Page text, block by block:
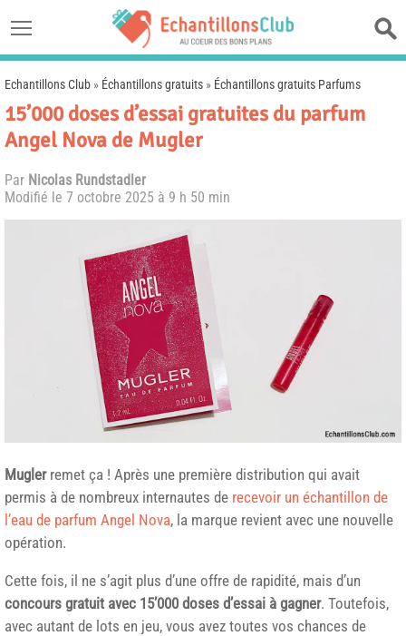
Echantillons Club » Échantillons gratuits » Échantillons gratuits Parfums
15’000 doses d’essai gratuites du parfum
Angel Nova de Mugler
Par Nicolas Rundstadler
Modifié le 7 octobre 2025 à 9 h 50 min
Muglerremet ça ! Après une première distribution qui avait
permis à de nombreux internautes de recevoir un échantillon de
l’eau de parfum Angel Nova, la marque revient avec une nouvelle
opération.
Cette fois, il ne s’agit plus d’une offre de rapidité, mais d’un
concours gratuit avec 15’000 doses d’essai à gagner. Toutefois,
avec autant de lots en jeu, vous avez toutes vos chances de